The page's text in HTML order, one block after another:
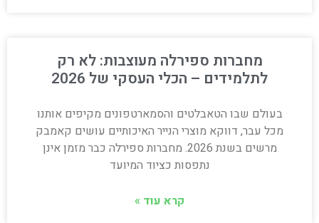
מחברות ספירלה מעוצבות: לא רק
לתלמידים – הכלי העסקי של 2026
בעולם שבו הטאבלטים והסמארטפונים מקיפים אותנו
מכל עבר, דווקא מוצרי הנייר האיכותיים עושים קאמבק
מרשים בשנת 2026. מחברות ספירלה כבר מזמן אינן
נתפסות כציוד המיועד
קרא עוד »